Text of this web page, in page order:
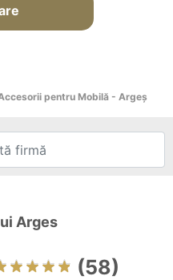
pentru Mobilă - Argeş
Arges
(58)